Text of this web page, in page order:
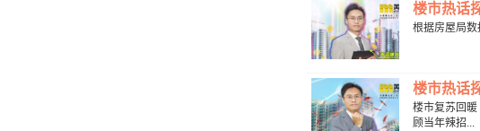
楼市热话
根据房屋局
楼市热话
楼市复苏回
顾当年辣招...